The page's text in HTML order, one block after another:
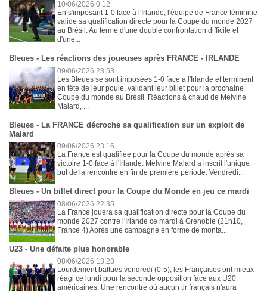
10/06/2026 0:12
En s'imposant 1-0 face à l'Irlande, l'équipe de France féminine
valide sa qualification directe pour la Coupe du monde 2027
au Brésil. Au terme d'une double confrontation difficile et
d'une...
Bleues - Les réactions des joueuses après FRANCE - IRLANDE
09/06/2026 23:53
Les Bleues se sont imposées 1-0 face à l'Irlande et terminent
en tête de leur poule, validant leur billet pour la prochaine
Coupe du monde au Brésil. Réactions à chaud de Melvine
Malard, ...
Bleues - La FRANCE décroche sa qualification sur un exploit de
Malard
09/06/2026 23:16
La France est qualifiée pour la Coupe du monde après sa
victoire 1-0 face à l'Irlande. Melvine Malard a inscrit l'unique
but de la rencontre en fin de première période. Vendredi...
Bleues - Un billet direct pour la Coupe du Monde en jeu ce mardi
08/06/2026 22:35
La France jouera sa qualification directe pour la Coupe du
monde 2027 contre l'Irlande ce mardi à Grenoble (21h10,
France 4) Après une campagne en forme de monta...
U23 - Une défaite plus honorable
08/06/2026 18:23
Lourdement battues vendredi (0-5), les Françaises ont mieux
réagi ce lundi pour la seconde opposition face aux U20
américaines. Une rencontre où aucun tir français n'aura